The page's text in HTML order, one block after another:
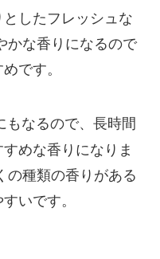
したフレッシュな
かな香りになるので
です。
もなるので、長時間
めな香りになりま
の種類の香りがある
いです。